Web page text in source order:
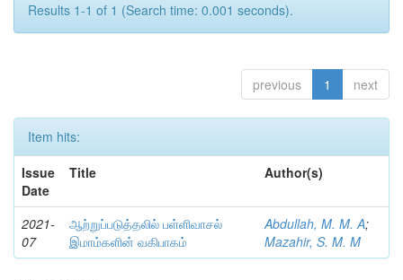
Results 1-1 of 1 (Search time: 0.001 seconds).
previous 1 next
Item hits:
Issue
Date
Title Author(s)
2021-
07
ஆற்றுப்படுத்தலில் பள்ளிவாசல்
இமாம்களின் வகிபாகம்
Abdullah, M. M. A;
Mazahir, S. M. M